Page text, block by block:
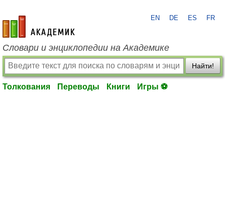
academic.ru
EN DE ES FR
Словари и энциклопедии на Академике
Найти!
Толкования Переводы Книги Игры ⚽